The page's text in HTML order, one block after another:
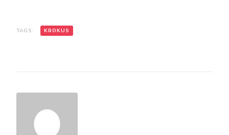
TAGS: KROKUS